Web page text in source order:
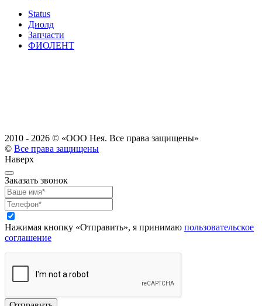
Status
Диолд
Запчасти
ФИОЛЕНТ
2010 - 2026 © «ООО Нея. Все права защищены»
© Все права защищены
Наверх
Заказать звонок
Нажимая кнопку «Отправить», я принимаю пользовательское
соглашение